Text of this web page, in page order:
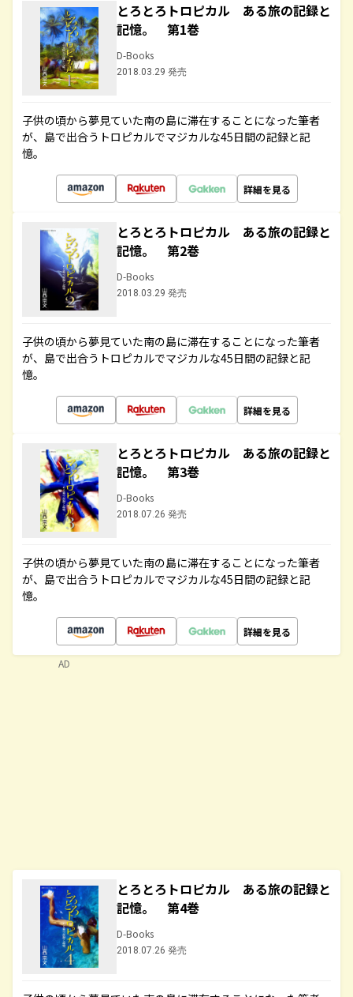
とろとろトロピカル ある旅の記録と
記憶。 第1巻
D-Books
2018.03.29 発売
子供の頃から夢見ていた南の島に滞在することになった筆者
が、島で出合うトロピカルでマジカルな45日間の記録と記
憶。
詳細を見る
とろとろトロピカル ある旅の記録と
記憶。 第2巻
D-Books
2018.03.29 発売
子供の頃から夢見ていた南の島に滞在することになった筆者
が、島で出合うトロピカルでマジカルな45日間の記録と記
憶。
詳細を見る
とろとろトロピカル ある旅の記録と
記憶。 第3巻
D-Books
2018.07.26 発売
子供の頃から夢見ていた南の島に滞在することになった筆者
が、島で出合うトロピカルでマジカルな45日間の記録と記
憶。
詳細を見る
とろとろトロピカル ある旅の記録と
記憶。 第4巻
D-Books
2018.07.26 発売
AD